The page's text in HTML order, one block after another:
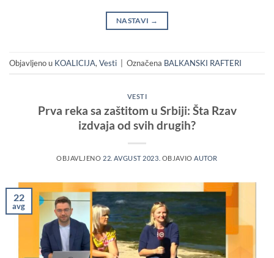
NASTAVI →
Objavljeno u KOALICIJA, Vesti Označena BALKANSKI RAFTERI
VESTI
Prva reka sa zaštitom u Srbiji: Šta Rzav
izdvaja od svih drugih?
OBJAVLJENO 22. AVGUST 2023. OBJAVIOAUTOR
22
avg